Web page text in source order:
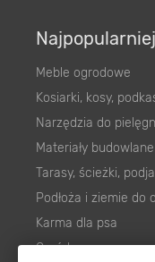
Meble ogrodowe
Kosiarki, kosy,
Narzędzia do
Materiały budowlane
Tarasy, ścieżki,
Podłoża i ziemie do
Karma dla psa
Ogród